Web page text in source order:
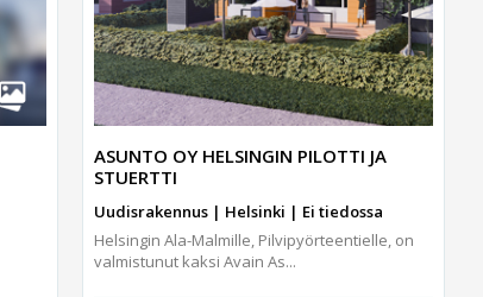
ASUNTO OY HELSINGIN PILOTTI JA
STUERTTI
Uudisrakennus | Helsinki | Ei tiedossa
Helsingin Ala-Malmille, Pilvipyörteentielle, on
valmistunut kaksi Avain As...